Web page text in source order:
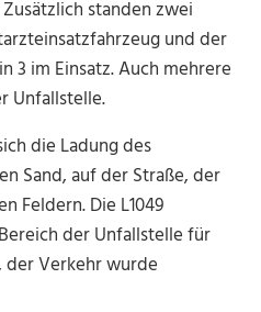
standen zwei
und der
3 im Einsatz. Auch mehrere
Unfallstelle.
die Ladung des
Sand, auf der Straße, der
Feldern. Die L1049
der Unfallstelle für
Verkehr wurde